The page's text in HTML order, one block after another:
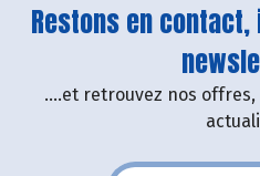
Restons en
....et retrouvez nos